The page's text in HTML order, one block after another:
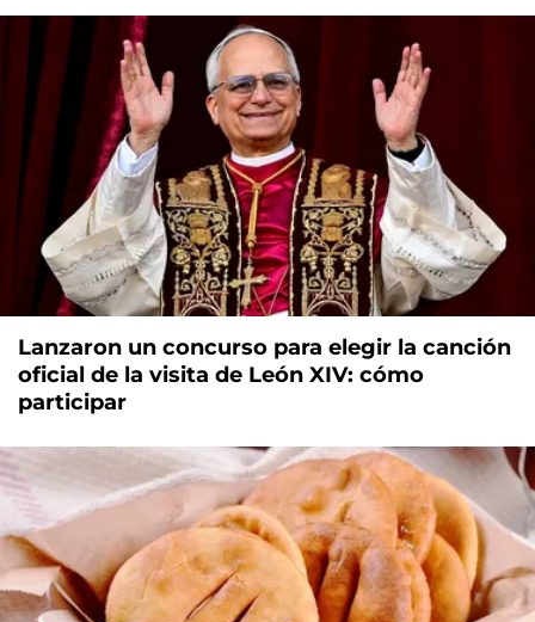
Lanzaron un concurso para elegir la canción
oficial de la visita de León XIV: cómo
participar